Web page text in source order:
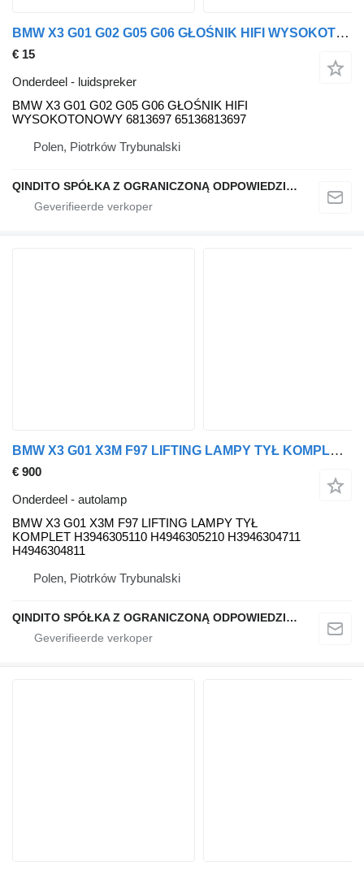
BMW X3 G01 G02 G05 G06 GŁOŚNIK HIFI WYSOKOTONOWY 6813697 65136813697 BMW luidspreker voor BMW BMW X3 G01 G02 G05 G06 GŁOŚNIK HIFI WYSOKOTONOWY 6813697 65136813697 auto
€ 15
Onderdeel - luidspreker
BMW X3 G01 G02 G05 G06 GŁOŚNIK HIFI
WYSOKOTONOWY 6813697 65136813697
Polen, Piotrków Trybunalski
QINDITO SPÓŁKA Z OGRANICZONĄ ODPOWIEDZIALNOŚCIĄ
BMW X3 G01 X3M F97 LIFTING LAMPY TYŁ KOMPLET H3946305110 H4946305210 BMW autolamp voor BMW BMW X3 G01 X3M F97 LIFTING LAMPY TYŁ KOMPLET H3946305110 H4946305210 H3946304711 H4946304811 auto
€ 900
Onderdeel - autolamp
BMW X3 G01 X3M F97 LIFTING LAMPY TYŁ
KOMPLET H3946305110 H4946305210 H3946304711
H4946304811
Polen, Piotrków Trybunalski
QINDITO SPÓŁKA Z OGRANICZONĄ ODPOWIEDZIALNOŚCIĄ